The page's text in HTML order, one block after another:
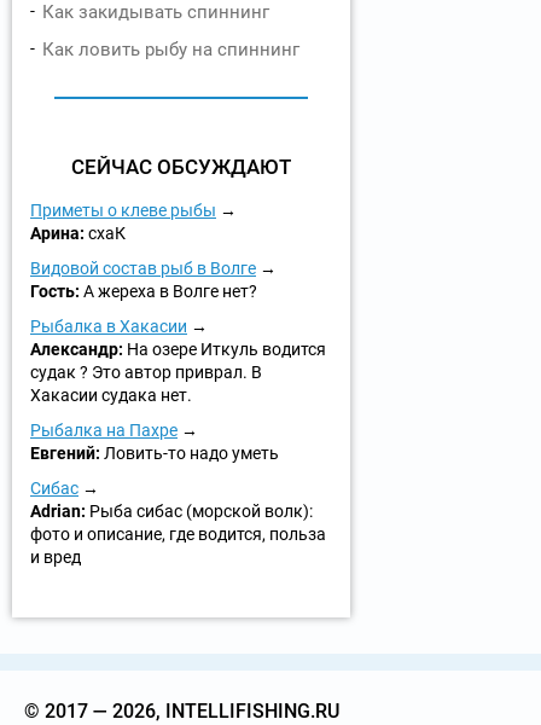
Как закидывать спиннинг
Как ловить рыбу на спиннинг
СЕЙЧАС ОБСУЖДАЮТ
Приметы о клеве рыбы
Арина: схаК
Видовой состав рыб в Волге
Гость: А жереха в Волге нет?
Рыбалка в Хакасии
Александр: На озере Иткуль водится
судак ? Это автор приврал. В
Хакасии судака нет.
Рыбалка на Пахре
Евгений: Ловить-то надо уметь
Сибас
Adrian: Рыба сибас (морской волк):
фото и описание, где водится, польза
и вред
© 2017 — 2026, INTELLIFISHING.RU